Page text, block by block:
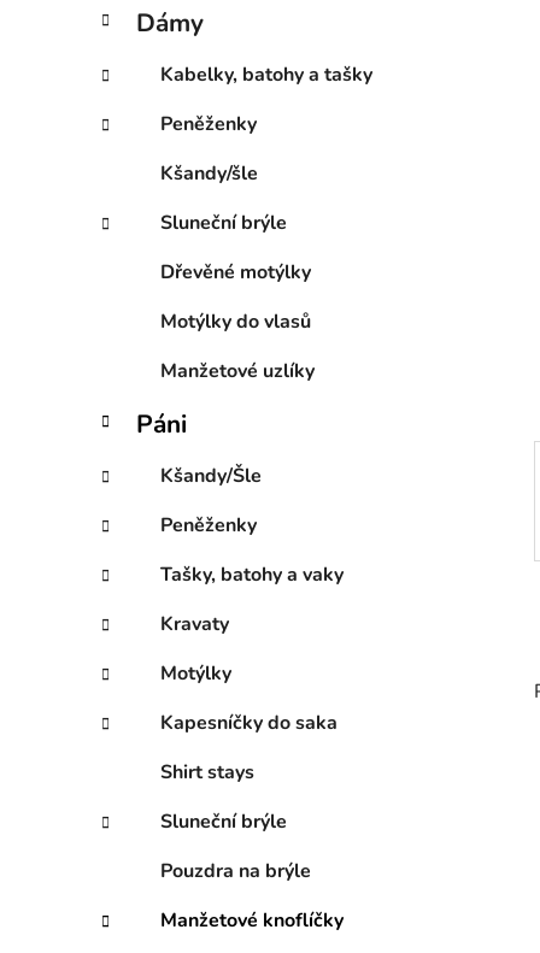
p
a
e
e
o
i
Dámy
Kabelky, batohy a tašky
Peněženky
Kšandy/šle
Sluneční brýle
Dřevěné motýlky
Motýlky do vlasů
Manžetové uzlíky
Páni
Kšandy/Šle
Peněženky
Tašky, batohy a vaky
Kravaty
Motýlky
Kapesníčky do saka
Shirt stays
Sluneční brýle
Pouzdra na brýle
Manžetové knoflíčky